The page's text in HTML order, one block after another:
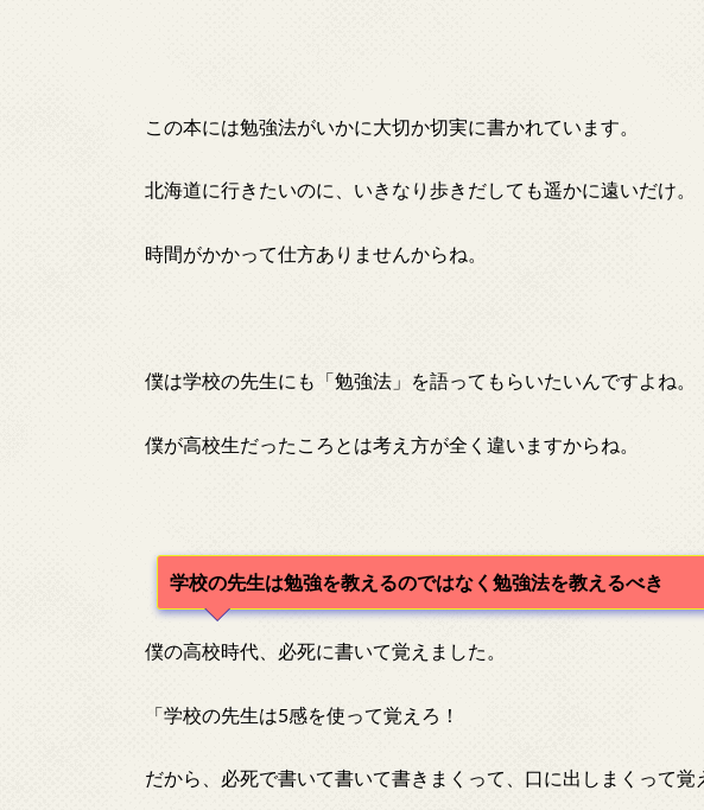
この本には勉強法がいかに大切か切実に書かれています。
北海道に行きたいのに、いきなり歩きだしても遥かに遠いだけ。
時間がかかって仕方ありませんからね。
僕は学校の先生にも「勉強法」を語ってもらいたいんですよね。
僕が高校生だったころとは考え方が全く違いますからね。
学校の先生は勉強を教えるのではなく勉強法を教えるべき
僕の高校時代、必死に書いて覚えました。
「学校の先生は5感を使って覚えろ！
だから、必死で書いて書いて書きまくって、口に出しまくって覚